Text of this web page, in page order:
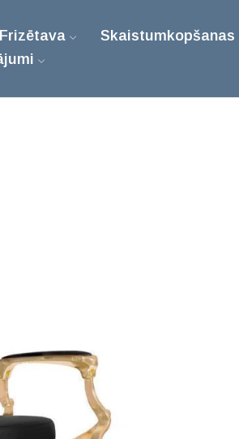
Frizētava Skaistumkopšanas